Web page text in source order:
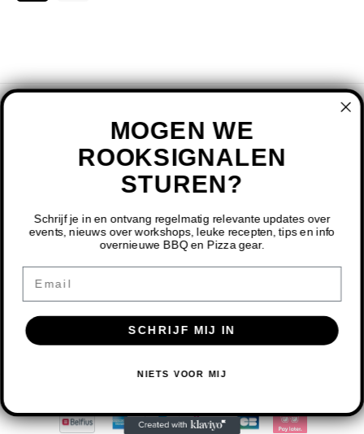
MIJN ACCOUNT
DOOR HET GEBRUIKEN VAN ONZE WEBSITE, GA JE
AKKOORD MET HET GEBRUIK VAN COOKIES OM ONZE
DIT BERICHT VERBERGEN
MOGEN WE
ROOKSIGNALEN
STUREN?
Schrijf je in en ontvang regelmatig relevante updates over
events, nieuws over workshops, leuke recepten, tips en info
overnieuwe BBQ en Pizza gear.
Email
SCHRIJF MIJ IN
NIETS VOOR MIJ